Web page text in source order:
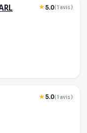
5.0(1 avis)
5.0(1 avis)